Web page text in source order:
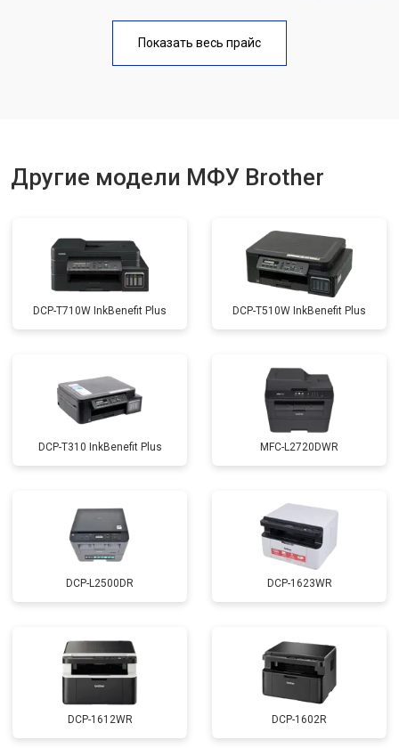
Замена блока питания от 2500 ₽
Показать весь прайс
Другие модели МФУ Brother
DCP-T710W InkBenefit Plus DCP-T510W InkBenefit Plus
DCP-T310 InkBenefit Plus MFC-L2720DWR
DCP-L2500DR DCP-1623WR
DCP-1612WR DCP-1602R